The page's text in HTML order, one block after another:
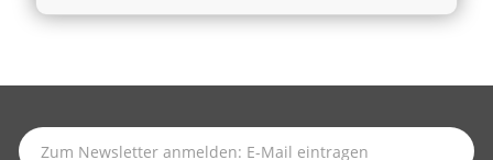
SUBSCRIBE TO LATEST NEWS